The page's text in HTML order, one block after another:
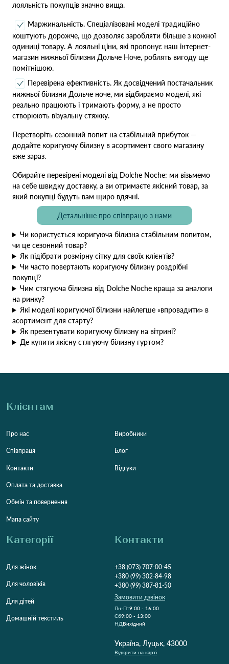
лояльність покупців значно вища.
Маржинальність. Спеціалізовані моделі традиційно
коштують дорожче, що дозволяє заробляти більше з кожної
одиниці товару. А лояльні ціни, які пропонує наш інтернет-
магазин нижньої білизни Дольче Ноче, роблять вигоду ще
помітнішою.
Перевірена ефективність. Як досвідчений постачальник
нижньої білизни Дольче ноче, ми відбираємо моделі, які
реально працюють і тримають форму, а не просто
створюють візуальну стяжку.
Перетворіть сезонний попит на стабільний прибуток —
додайте коригуючу білизну в асортимент свого магазину
вже зараз.
Обирайте перевірені моделі від Dolche Noche: ми візьмемо
на себе швидку доставку, а ви отримаєте якісний товар, за
який покупці будуть вам щиро вдячні.
Детальніше про співпрацю з нами
Чи користується коригуюча білизна стабільним попитом,
чи це сезонний товар?
Як підібрати розмірну сітку для своїх клієнтів?
Чи часто повертають коригуючу білизну роздрібні
покупці?
Чим стягуюча білизна від Dolche Noche краща за аналоги
на ринку?
Які моделі коригуючої білизни найлегше «впровадити» в
асортимент для старту?
Як презентувати коригуючу білизну на вітрині?
Де купити якісну стягуючу білизну гуртом?
Клієнтам
Про нас
Співпраця
Контакти
Оплата та доставка
Обмін та повернення
Мапа сайту
Виробники
Блог
Відгуки
Категорії
Для жінок
Для чоловіків
Для дітей
Домашній текстиль
Контакти
+38 (073) 707-00-45
+380 (99) 302-84-98
+380 (99) 387-81-50
Замовити дзвінок
Пн-Пт9:00 - 16:00
Cб9:00 - 13:00
НДВихідний
Україна, Луцьк, 43000
Відкрити на карті